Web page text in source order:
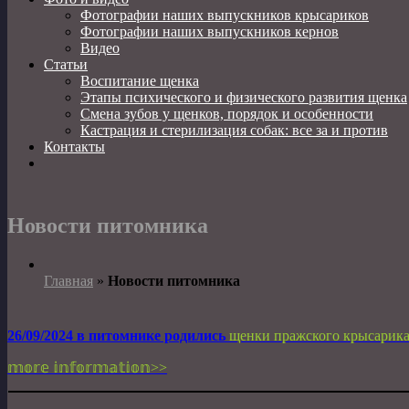
Фотографии наших выпускников крысариков
Фотографии наших выпускников кернов
Видео
Статьи
Воспитание щенка
Этапы психического и физического развития щенка
Смена зубов у щенков, порядок и особенности
Кастрация и стерилизация собак: все за и против
Контакты
Новости питомника
Главная » Новости питомника
26/09/2024 в питомнике родились щенки пражского крысарика
𝕞𝕠𝕣𝕖 𝕚𝕟𝕗𝕠𝕣𝕞𝕒𝕥𝕚𝕠𝕟>>